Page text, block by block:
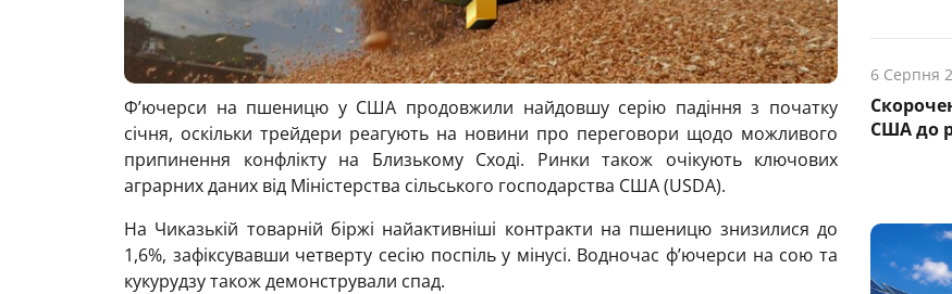
Ф’ючерси на пшеницю у США продовжили найдовшу серію падіння з початку
січня, оскільки трейдери реагують на новини про переговори щодо можливого
припинення конфлікту на Близькому Сході. Ринки також очікують ключових
аграрних даних від Міністерства сільського господарства США (USDA).
На Чиказькій товарній біржі найактивніші контракти на пшеницю знизилися до
1,6%, зафіксувавши четверту сесію поспіль у мінусі. Водночас ф’ючерси на сою та
кукурудзу також демонстрували спад.
6 Серпня
США до